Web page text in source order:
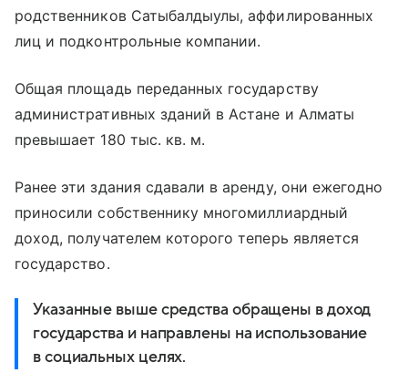
родственников Сатыбалдыулы, аффилированных
лиц и подконтрольные компании.
Общая площадь переданных государству
административных зданий в Астане и Алматы
превышает 180 тыс. кв. м.
Ранее эти здания сдавали в аренду, они ежегодно
приносили собственнику многомиллиардный
доход, получателем которого теперь является
государство.
Указанные выше средства обращены в доход
государства и направлены на использование
в социальных целях.